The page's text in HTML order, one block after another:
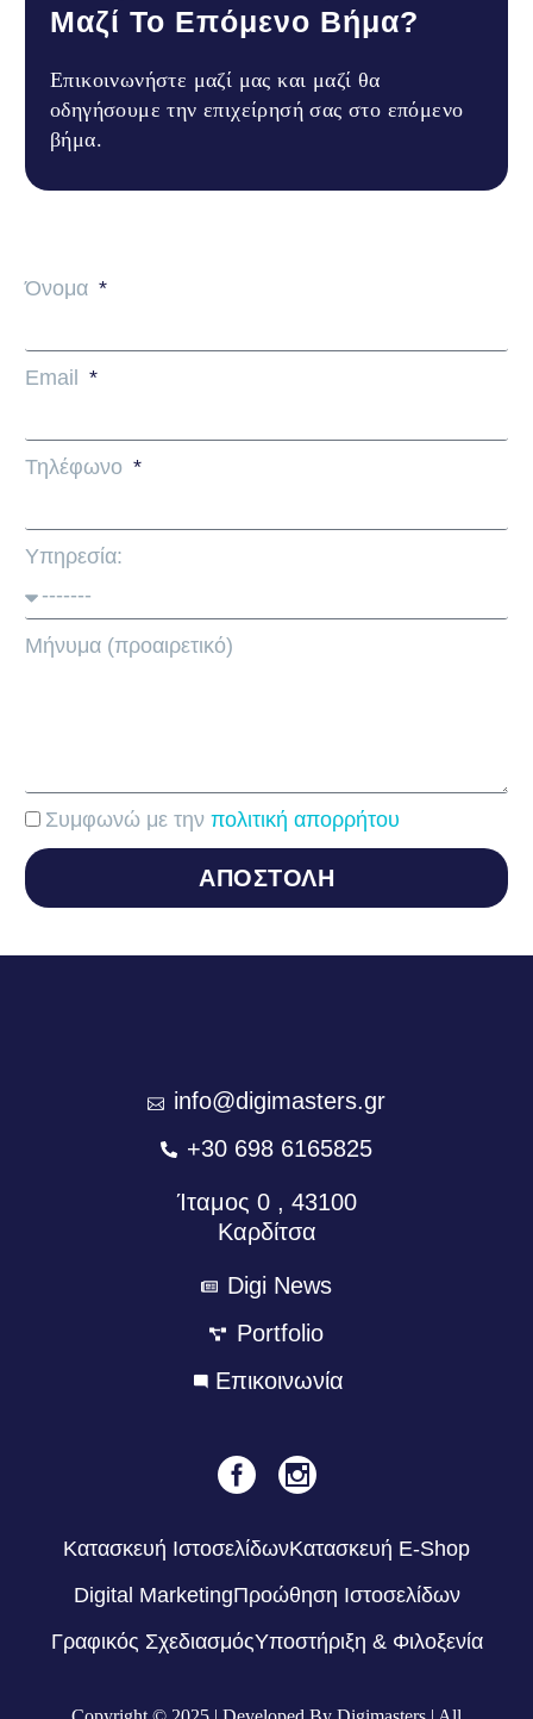
Μαζί Το Επόμενο Βήμα?
Επικοινωνήστε μαζί μας και μαζί θα
οδηγήσουμε την επιχείρησή σας στο επόμενο
βήμα.
Όνομα
Email
Τηλέφωνο
Υπηρεσία:
Μήνυμα (προαιρετικό)
Συμφωνώ με την πολιτική απορρήτου
ΑΠΟΣΤΟΛΗ
info@digimasters.gr
+30 698 6165825
Ίταμος 0 , 43100
Καρδίτσα
Digi News
Portfolio
Eπικοινωνία
Κατασκευή ΙστοσελίδωνΚατασκευή E-Shop
Digital MarketingΠροώθηση Ιστοσελίδων
Γραφικός ΣχεδιασμόςΥποστήριξη & Φιλοξενία